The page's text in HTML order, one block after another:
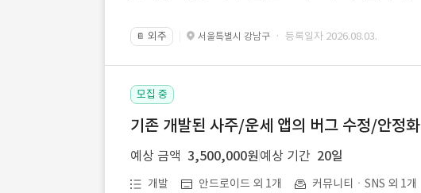
📔 외주 서울특별시 강남구 · 등록일자 2026.08.03.
모집 중
기존 개발된 사주/운세 앱의 버그 수정/안정화
예상 금액 3,500,000원 예상 기간 20일
개발 안드로이드 외 1개 커뮤니티ㆍSNS 외 1개